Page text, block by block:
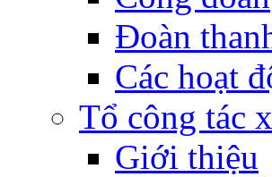
Đoàn
Các hoạt
Tổ công tác
Giới thiệu